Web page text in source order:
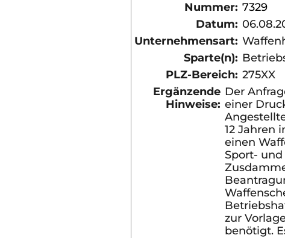
Nummer: 7329
Datum:
Unternehmensart:
Sparte(n):
PLZ-Bereich: 275XX
Ergänzende
Hinweise:
Der
einer
12 Jahren
einen
Sport-
zur
benötigt.